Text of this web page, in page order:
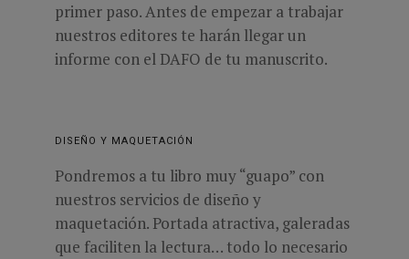
primer paso. Antes de empezar a trabajar
nuestros editores te harán llegar un
informe con el DAFO de tu manuscrito.
DISEÑO Y MAQUETACIÓN
Pondremos a tu libro muy “guapo” con
nuestros servicios de diseño y
maquetación. Portada atractiva, galeradas
que faciliten la lectura… todo lo necesario